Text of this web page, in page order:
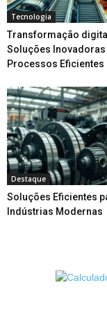
Tecnologia
Transformação
Soluções Inovadoras
Processos Eficientes
Destaque
Soluções Eficientes
Indústrias Modernas